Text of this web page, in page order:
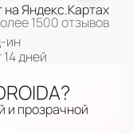
на Яндекс.Картах
1500 отзывов
ин
дней
и прозрачной